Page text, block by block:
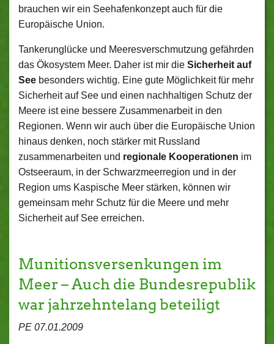
brauchen wir ein Seehafenkonzept auch für die
Europäische Union.
Tankerunglücke und Meeresverschmutzung gefährden
das Ökosystem Meer. Daher ist mir die Sicherheit auf
See besonders wichtig. Eine gute Möglichkeit für mehr
Sicherheit auf See und einen nachhaltigen Schutz der
Meere ist eine bessere Zusammenarbeit in den
Regionen. Wenn wir auch über die Europäische Union
hinaus denken, noch stärker mit Russland
zusammenarbeiten und regionale Kooperationen im
Ostseeraum, in der Schwarzmeerregion und in der
Region ums Kaspische Meer stärken, können wir
gemeinsam mehr Schutz für die Meere und mehr
Sicherheit auf See erreichen.
Munitionsversenkungen im
Meer – Auch die Bundesrepublik
war jahrzehntelang beteiligt
PE 07.01.2009